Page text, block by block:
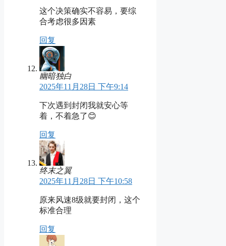
这个决策确实不容易，要综
合考虑很多因素
回复
幽暗独白
2025年11月28日 下午9:14
下次遇到封闭我就安心等
着，不着急了😊
回复
终末之翼
2025年11月28日 下午10:58
原来风速8级就要封闭，这个
标准合理
回复